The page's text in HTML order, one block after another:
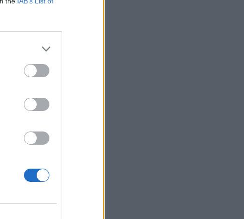
is szó lesz. Még
előfizetéses